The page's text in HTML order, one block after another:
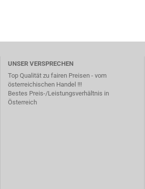
UNSER VERSPRECHEN
Top Qualität zu fairen Preisen - vom
österreichischen Handel !!!
Bestes Preis-/Leistungsverhältnis in
Österreich